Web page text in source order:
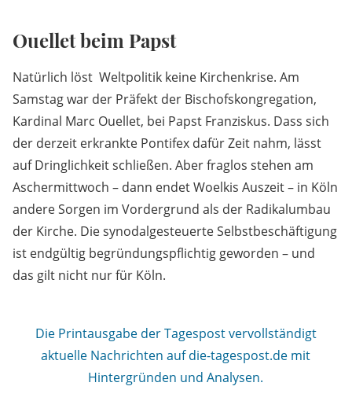
Ouellet beim Papst
Natürlich löst Weltpolitik keine Kirchenkrise. Am
Samstag war der Präfekt der Bischofskongregation,
Kardinal Marc Ouellet, bei Papst Franziskus. Dass sich
der derzeit erkrankte Pontifex dafür Zeit nahm, lässt
auf Dringlichkeit schließen. Aber fraglos stehen am
Aschermittwoch – dann endet Woelkis Auszeit – in Köln
andere Sorgen im Vordergrund als der Radikalumbau
der Kirche. Die synodalgesteuerte Selbstbeschäftigung
ist endgültig begründungspflichtig geworden – und
das gilt nicht nur für Köln.
Die Printausgabe der Tagespost vervollständigt
aktuelle Nachrichten auf die-tagespost.de mit
Hintergründen und Analysen.